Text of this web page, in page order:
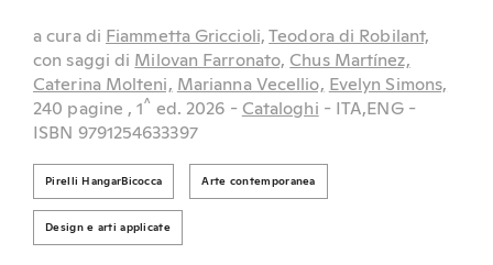
a cura di Fiammetta Griccioli, Teodora di Robilant,
con saggi di Milovan Farronato, Chus Martínez,
Caterina Molteni, Marianna Vecellio, Evelyn Simons,
240 pagine , 1^ ed. 2026 - Cataloghi - ITA,ENG -
ISBN 9791254633397
Pirelli HangarBicocca Arte contemporanea
Design e arti applicate